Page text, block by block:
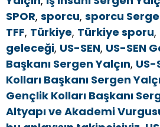
SPOR, sporcu, sporcu
TFF, Türkiye, Türkiye sporu,
geleceği, US-SEN, US-SEN
Başkanı Sergen Yalçın, US-
Kolları Başkanı Sergen
Gençlik Kolları Başkanı
Altyapı ve Akademi